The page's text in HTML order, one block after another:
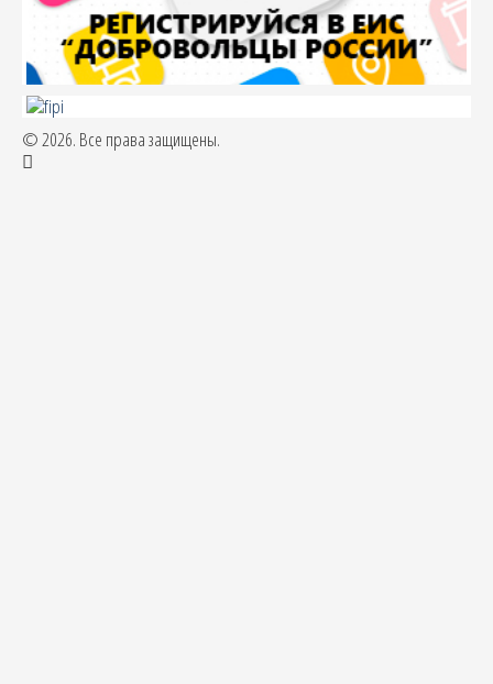
© 2026. Все права защищены.